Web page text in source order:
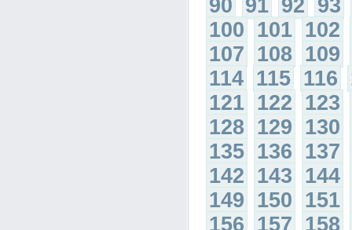
90 91 92 93
100 101 102
107 108 109
114 115 116
121 122 123
128 129 130
135 136 137
142 143 144
149 150 151
156 157 158